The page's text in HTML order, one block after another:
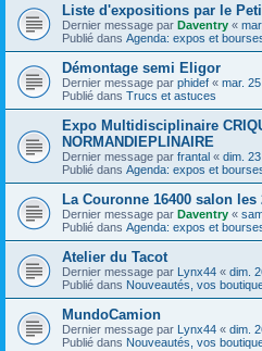
Liste d'expositions par le
Dernier message par Daventry «
Publié dans Agenda: expos et
Démontage semi Eligor
Dernier message par phidef « mar.
Publié dans Trucs et astuces
Expo Multidisciplinaire
NORMANDIEPLINAIRE
Dernier message par frantal « dim.
Publié dans Agenda: expos et
La Couronne 16400 salon les
Dernier message par Daventry «
Publié dans Agenda: expos et
Atelier du Tacot
Dernier message par Lynx44 « dim.
Publié dans Nouveautés, vos
MundoCamion
Dernier message par Lynx44 « dim.
Publié dans Nouveautés, vos